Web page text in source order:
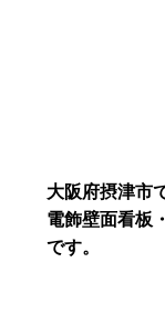
大阪府摂津市
電飾壁面看板
です。